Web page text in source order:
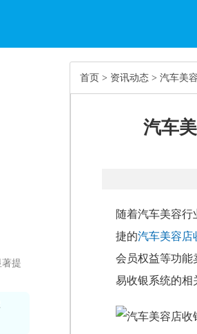
提
首页 > 资讯动态 > 汽车美
汽车
随着汽车美容
捷的汽车美容店
会员权益等功能
易收银系统的相